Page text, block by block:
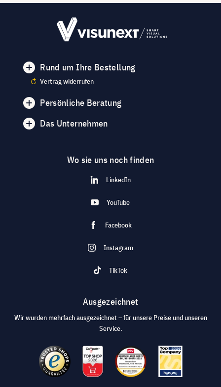
Rund um Ihre Bestellung
Vertrag widerrufen
Persönliche Beratung
Das Unternehmen
Wo sie uns noch finden
LinkedIn
YouTube
Facebook
Instagram
TikTok
Ausgezeichnet
Wir wurden mehrfach ausgezeichnet – für unsere Preise und unseren
Service.